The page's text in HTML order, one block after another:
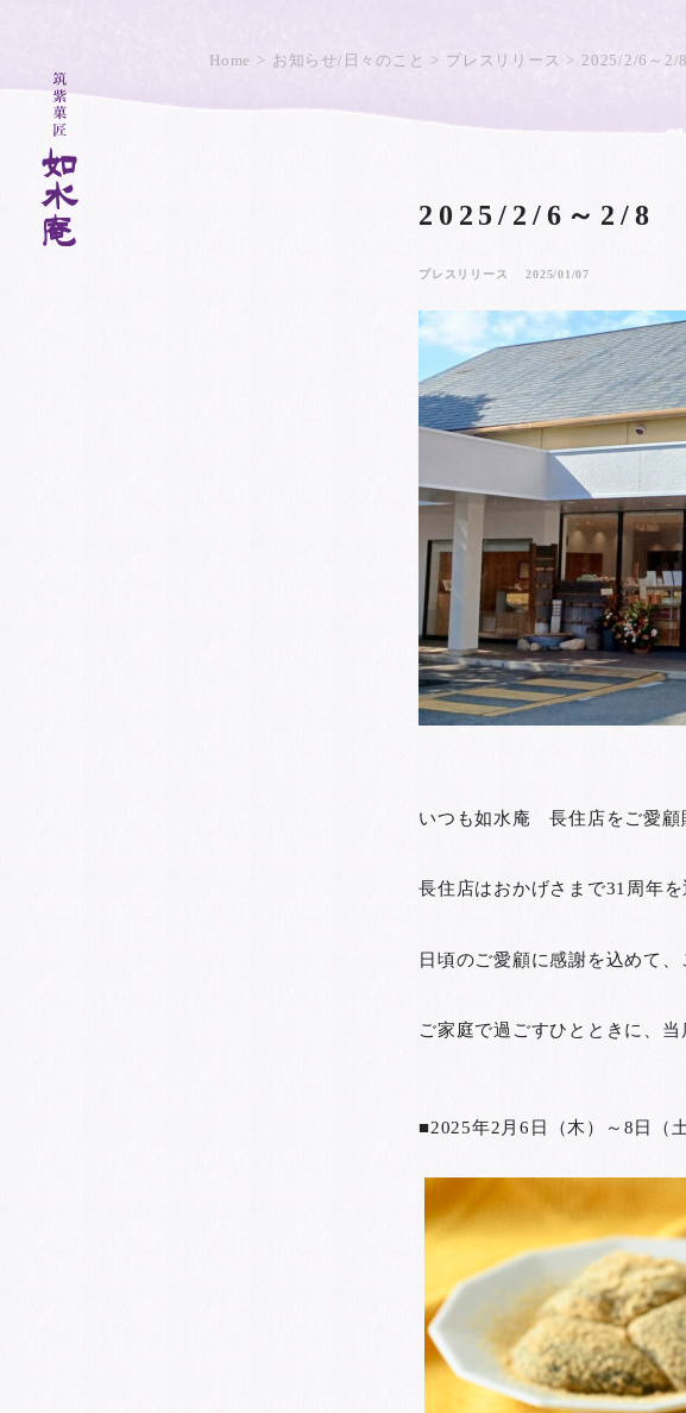
Home お知らせ/日々のこと プレスリリース 2025/2/6～
2025/2/6～2/8
プレスリリース 2025/01/07
いつも如水庵 長住店をご愛顧
長住店はおかげさまで31周年を
日頃のご愛顧に感謝を込めて
ご家庭で過ごすひとときに、
■2025年2月6日（木）～8日（